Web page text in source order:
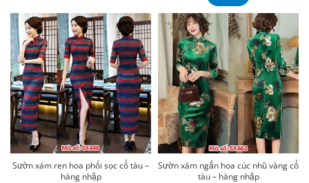
Sườn xám ren hoa phối sọc cổ tàu –
hàng nhập
Sườn xám ngắn hoa cúc nhũ vàng cổ
tàu – hàng nhập